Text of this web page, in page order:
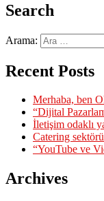
Search
Arama:
Recent Posts
Merhaba, ben
“Dijital
İletişim odaklı
Catering
“YouTube ve
Archives